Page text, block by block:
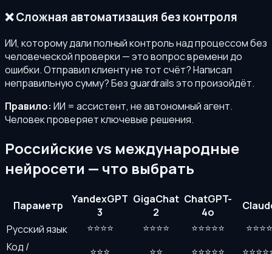
❌ Сложная автоматизация без контроля
ИИ, которому дали полный контроль над процессом без
человеческой проверки — это вопрос времени до
ошибки. Отправил клиенту не тот счёт? Написал
неправильную сумму? Без guardrails это произойдёт.
Правило: ИИ = ассистент, не автономный агент.
Человек проверяет ключевые решения.
Российские vs международные
нейросети — что выбрать
Параметр
YandexGPT
3
GigaChat
2
ChatGPT-
4o
Русский язык
⭐⭐⭐⭐ ⭐⭐⭐⭐ ⭐⭐⭐⭐⭐
⭐⭐⭐⭐
Код /